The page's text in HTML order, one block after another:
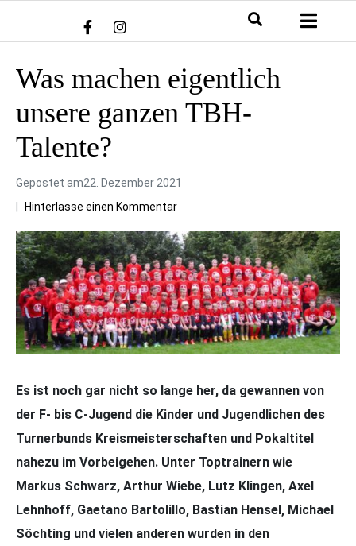
Was machen eigentlich
unsere ganzen TBH-
Talente?
Gepostet am22. Dezember 2021
Hinterlasse einen Kommentar
Es ist noch gar nicht so lange her, da gewannen von
der F- bis C-Jugend die Kinder und Jugendlichen des
Turnerbunds Kreismeisterschaften und Pokaltitel
nahezu im Vorbeigehen. Unter Toptrainern wie
Markus Schwarz, Arthur Wiebe, Lutz Klingen, Axel
Lehnhoff, Gaetano Bartolillo, Bastian Hensel, Michael
Söchting und vielen anderen wurden in den